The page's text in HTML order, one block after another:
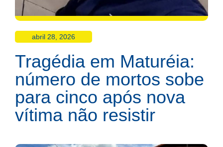
abril 28, 2026
Tragédia em Maturéia:
número de mortos sobe
para cinco após nova
vítima não resistir